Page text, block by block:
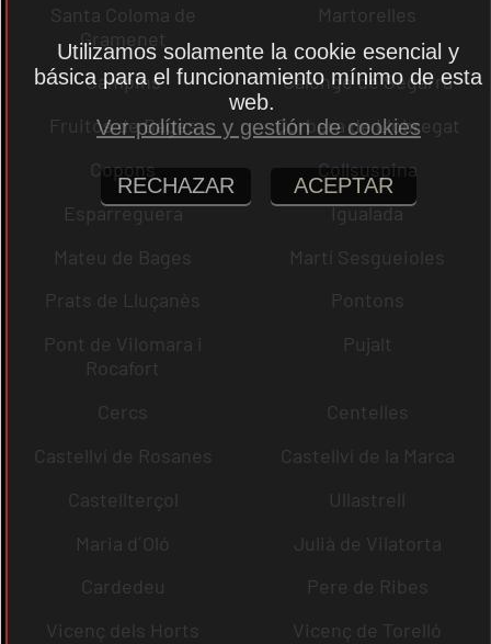
Santa Coloma de
Gramenet
Martorelles
Campins
Calonge de Segarra
Fruitós de Bages
Corbera de Llobregat
Copons
Collsuspina
Esparreguera
Igualada
Mateu de Bages
Martí Sesgueioles
Prats de Lluçanès
Pontons
Pont de Vilomara i
Rocafort
Pujalt
Cercs
Centelles
Castellví de Rosanes
Castellví de la Marca
Castellterçol
Ullastrell
Maria d´Oló
Julià de Vilatorta
Cardedeu
Pere de Ribes
Vicenç dels Horts
Vicenç de Torelló
Utilizamos solamente la cookie esencial y
básica para el funcionamiento mínimo de esta
web.
Ver políticas y gestión de cookies
RECHAZAR ACEPTAR